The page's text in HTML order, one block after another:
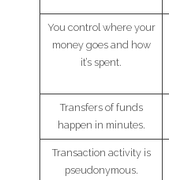
You control where your
money goes and how
it’s spent.
Transfers of funds
happen in minutes.
Transaction activity is
pseudonymous.